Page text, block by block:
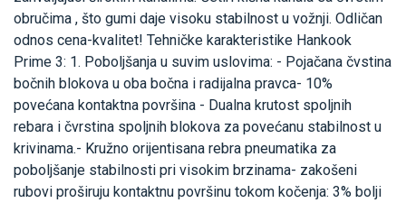
obručima , što gumi daje visoku stabilnost u vožnji. Odličan
odnos cena-kvalitet! Tehničke karakteristike Hankook
Prime 3: 1. Poboljšanja u suvim uslovima: - Pojačana čvstina
bočnih blokova u oba bočna i radijalna pravca- 10%
povećana kontaktna površina - Dualna krutost spoljnih
rebara i čvrstina spoljnih blokova za povećanu stabilnost u
krivinama.- Kružno orijentisana rebra pneumatika za
poboljšanje stabilnosti pri visokim brzinama- zakošeni
rubovi proširuju kontaktnu površinu tokom kočenja: 3% bolji